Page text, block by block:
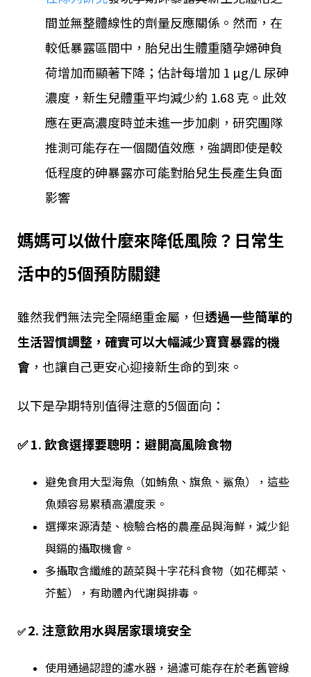
間並無整體線性的劑量反應關係。然而，在
較低暴露區間中，胎兒出生體重隨孕婦砷負
荷增加而顯著下降；估計每增加 1 µg/L 尿砷
濃度，新生兒體重平均減少約 1.68 克。此效
應在更高濃度時並未進一步加劇，研究團隊
推測可能存在一個閾值效應，強調即使是較
低程度的砷暴露亦可能對胎兒生長產生負面
影響
媽媽可以做什麼來降低風險？日常生
活中的5個預防關鍵
雖然我們無法完全隔絕重金屬，但透過一些簡單的
生活習慣調整，確實可以大幅減少寶寶暴露的機
會 ，也讓自己更安心迎接新生命的到來。
以下是孕期特別值得注意的5個面向：
✅ 1. 飲食選擇要聰明：避開高風險食物
避免食用大型海魚（如鮪魚、旗魚、鯊魚），這些
魚類容易累積高濃度汞。
選擇來源清楚、檢驗合格的農產品與海鮮，減少鉛
與鎘的攝取機會。
多攝取含纖維的蔬菜與十字花科食物（如花椰菜、
芥藍），有助體內代謝與排毒。
✅ 2. 注意飲用水與居家環境安全
使用通過認證的濾水器，過濾可能存在於老舊管線